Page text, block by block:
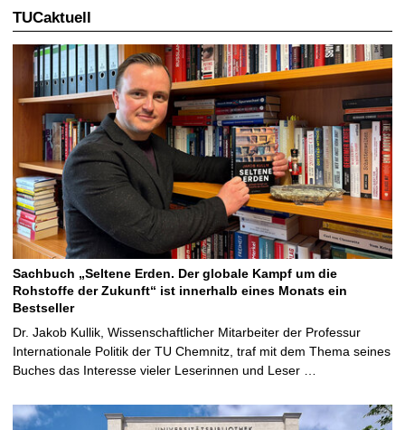
TUCaktuell
Sachbuch „Seltene Erden. Der globale Kampf um die
Rohstoffe der Zukunft“ ist innerhalb eines Monats ein
Bestseller
Dr. Jakob Kullik, Wissenschaftlicher Mitarbeiter der Professur
Internationale Politik der TU Chemnitz, traf mit dem Thema seines
Buches das Interesse vieler Leserinnen und Leser …